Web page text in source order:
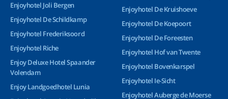
Enjoyhotel Joli Bergen
Enjoyhotel De Schildkamp
Enjoyhotel Frederiksoord
Enjoyhotel Riche
Enjoy Deluxe Hotel Spaander
Volendam
Enjoy Landgoedhotel Lunia
Enjoyhotel De Kruishoeve
Enjoyhotel De Koepoort
Enjoyhotel De Foreesten
Enjoyhotel Hof van Twente
Enjoyhotel Bovenkarspel
Enjoyhotel Ie-Sicht
Enjoyhotel Auberge de Moerse